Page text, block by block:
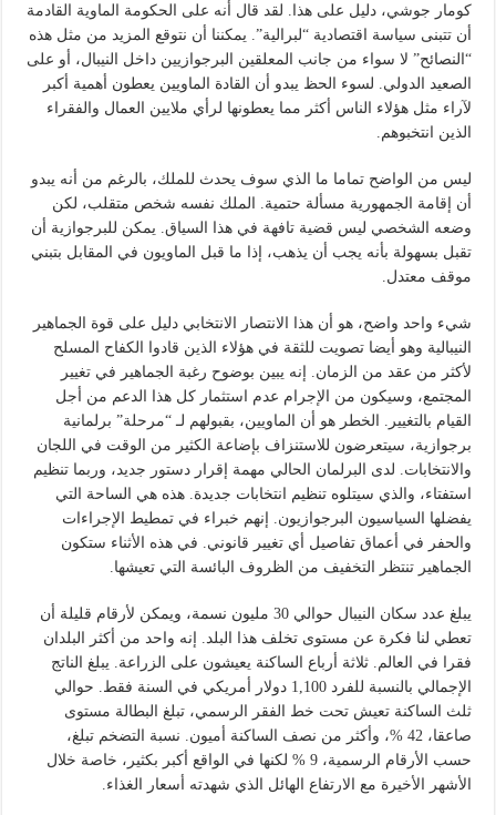
كومار جوشي، دليل على هذا. لقد قال أنه على الحكومة الماوية القادمة
أن تتبنى سياسة اقتصادية “لبرالية”. يمكننا أن نتوقع المزيد من مثل هذه
“النصائح” لا سواء من جانب المعلقين البرجوازيين داخل النيبال، أو على
الصعيد الدولي. لسوء الحظ يبدو أن القادة الماويين يعطون أهمية أكبر
لآراء مثل هؤلاء الناس أكثر مما يعطونها لرأي ملايين العمال والفقراء
الذين انتخبوهم.
ليس من الواضح تماما ما الذي سوف يحدث للملك، بالرغم من أنه يبدو
أن إقامة الجمهورية مسألة حتمية. الملك نفسه شخص متقلب، لكن
وضعه الشخصي ليس قضية تافهة في هذا السياق. يمكن للبرجوازية أن
تقبل بسهولة بأنه يجب أن يذهب، إذا ما قبل الماويون في المقابل بتبني
موقف معتدل.
شيء واحد واضح، هو أن هذا الانتصار الانتخابي دليل على قوة الجماهير
النيبالية وهو أيضا تصويت للثقة في هؤلاء الذين قادوا الكفاح المسلح
لأكثر من عقد من الزمان. إنه يبين بوضوح رغبة الجماهير في تغيير
المجتمع، وسيكون من الإجرام عدم استثمار كل هذا الدعم من أجل
القيام بالتغيير. الخطر هو أن الماويين، بقبولهم لـ “مرحلة” برلمانية
برجوازية، سيتعرضون للاستنزاف بإضاعة الكثير من الوقت في اللجان
والانتخابات. لدى البرلمان الحالي مهمة إقرار دستور جديد، وربما تنظيم
استفتاء، والذي سيتلوه تنظيم انتخابات جديدة. هذه هي الساحة التي
يفضلها السياسيون البرجوازيون. إنهم خبراء في تمطيط الإجراءات
والحفر في أعماق تفاصيل أي تغيير قانوني. في هذه الأثناء ستكون
الجماهير تنتظر التخفيف من الظروف البائسة التي تعيشها.
يبلغ عدد سكان النيبال حوالي 30 مليون نسمة، ويمكن لأرقام قليلة أن
تعطي لنا فكرة عن مستوى تخلف هذا البلد. إنه واحد من أكثر البلدان
فقرا في العالم. ثلاثة أرباع الساكنة يعيشون على الزراعة. يبلغ الناتج
الإجمالي بالنسبة للفرد 1,100 دولار أمريكي في السنة فقط. حوالي
ثلث الساكنة تعيش تحت خط الفقر الرسمي، تبلغ البطالة مستوى
صاعقا، 42 %، وأكثر من نصف الساكنة أميون. نسبة التضخم تبلغ،
حسب الأرقام الرسمية، 9 % لكنها في الواقع أكبر بكثير، خاصة خلال
الأشهر الأخيرة مع الارتفاع الهائل الذي شهدته أسعار الغذاء.